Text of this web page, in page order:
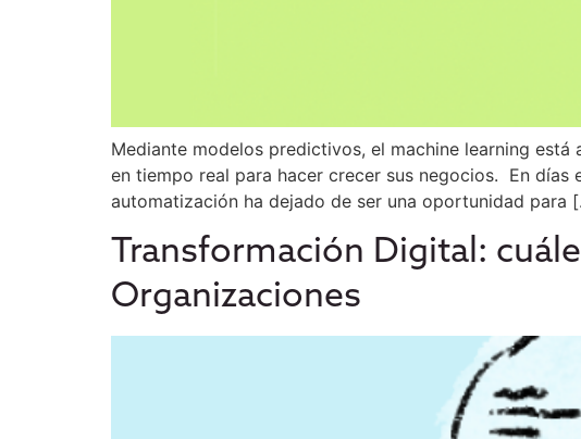
Mediante modelos predictivos, el machine learning
en tiempo real para hacer crecer sus negocios. En días
automatización ha dejado de ser una oportunidad para
Transformación Digital:
Organizaciones